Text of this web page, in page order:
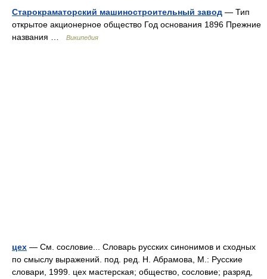
Старокраматорский машиностроительный завод — Тип
открытое акционерное общество Год основания 1896 Прежние
названия …
Википедия
цех — См. сословие... Словарь русских синонимов и сходных
по смыслу выражений. под. ред. Н. Абрамова, М.: Русские
словари, 1999. цех мастерская; общество, сословие; разряд,